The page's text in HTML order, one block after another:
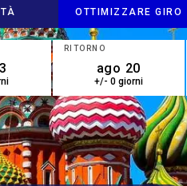
OTTIMIZZARE GIRO
to navigate.
RITORNO
+/- 0 giorni